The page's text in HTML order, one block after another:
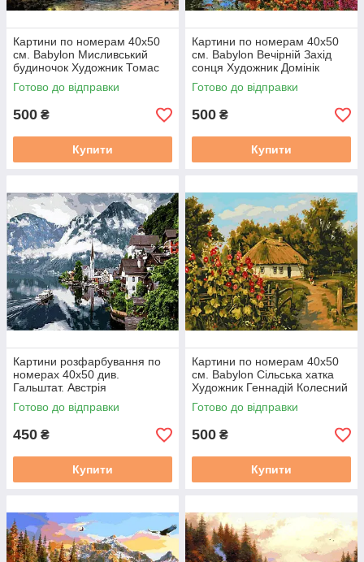
Картини по номерам 40х50
см. Babylon Мисливський
будиночок Художник Томас
Кінкейд (VP-1261)
Готово до відправки
500 ₴
Купити
Картини по номерам 40х50
см. Babylon Вечірній Захід
сонця Художник Домінік
Девісон (VP-1157)
Готово до відправки
500 ₴
Купити
Картини розфарбування по
номерах 40х50 див.
Гальштат. Австрія
Готово до відправки
450 ₴
Купити
Картини по номерам 40х50
см. Babylon Сільська хатка
Художник Геннадій Колесний
(VP-354)
Готово до відправки
500 ₴
Купити